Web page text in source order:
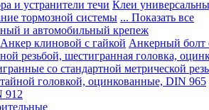
и устранители течи Клеи
тормозной системы ... Показать все
и автомобильный крепеж
Анкер клиновой с гайкой Анкерный болт
резьбой, шестигранная головка,
со стандартной метрической
головкой, оцинкованные, DIN 965
912